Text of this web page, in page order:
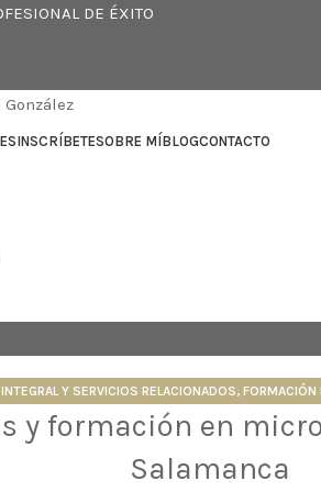
DE ÉXITO
INSCRÍBETESOBRE MÍBLOGCONTACTO
Y SERVICIOS RELACIONADOS,FORMACIÓN
y formación en
Salamanca